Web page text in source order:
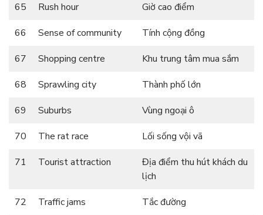
65
Rush hour
Giờ cao điểm
66
Sense of community
Tính cộng đồng
67
Shopping centre
Khu trung tâm mua sắm
68
Sprawling city
Thành phố lớn
69
Suburbs
Vùng ngoại ô
70
The rat race
Lối sống vội vã
71
Tourist attraction
Địa điểm thu hút khách du
lịch
72
Traffic jams
Tắc đường